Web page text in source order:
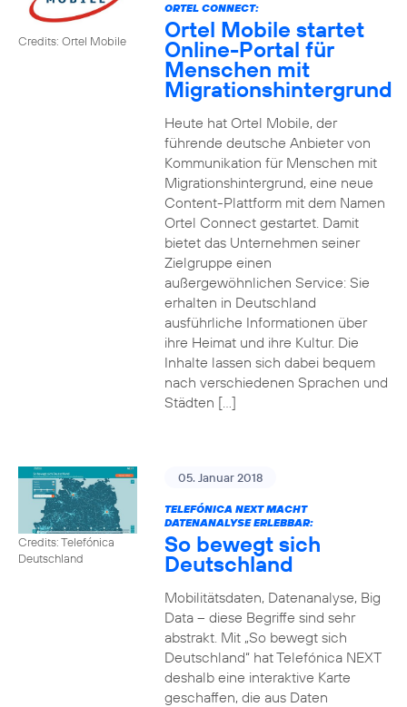
Credits: Ortel Mobile
ORTEL CONNECT:
Ortel Mobile startet
Online-Portal für
Menschen mit
Migrationshintergrund
Heute hat Ortel Mobile, der
führende deutsche Anbieter von
Kommunikation für Menschen mit
Migrationshintergrund, eine neue
Content-Plattform mit dem Namen
Ortel Connect gestartet. Damit
bietet das Unternehmen seiner
Zielgruppe einen
außergewöhnlichen Service: Sie
erhalten in Deutschland
ausführliche Informationen über
ihre Heimat und ihre Kultur. Die
Inhalte lassen sich dabei bequem
nach verschiedenen Sprachen und
Städten […]
Credits: Telefónica
Deutschland
05. Januar 2018
TELEFÓNICA NEXT MACHT
DATENANALYSE ERLEBBAR:
So bewegt sich
Deutschland
Mobilitätsdaten, Datenanalyse, Big
Data – diese Begriffe sind sehr
abstrakt. Mit „So bewegt sich
Deutschland“ hat Telefónica NEXT
deshalb eine interaktive Karte
geschaffen, die aus Daten